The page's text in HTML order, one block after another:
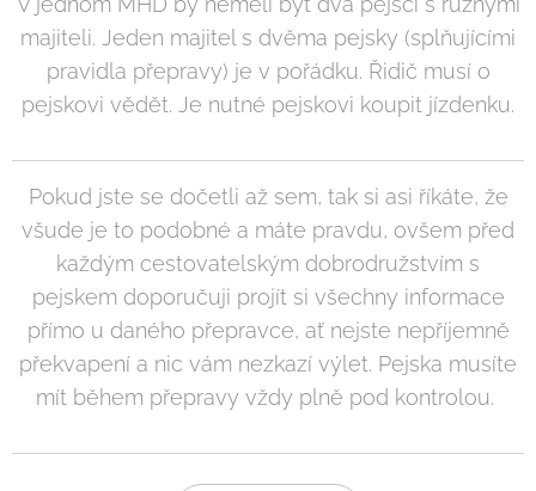
majiteli. Jeden majitel s dvěma pejsky (splňujícími
pravidla přepravy) je v pořádku. Řidič musí o
pejskovi vědět. Je nutné pejskovi koupit jízdenku.
Pokud jste se dočetli až sem, tak si asi říkáte, že
všude je to podobné a máte pravdu, ovšem před
každým cestovatelským dobrodružstvím s
pejskem doporučuji projít si všechny informace
přímo u daného přepravce, ať nejste nepříjemně
překvapení a nic vám nezkazí výlet. Pejska musíte
mít během přepravy vždy plně pod kontrolou.